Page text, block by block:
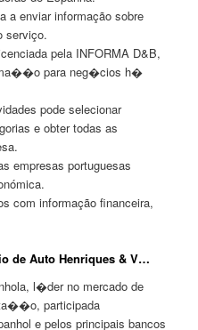
a enviar informação sobre
serviço.
pela INFORMA D&B,
para neg�cios h�
pode selecionar
e obter todas as
empresas portuguesas
com informação financeira,
de Auto Henriques & V…
l�der no mercado de
participada
e pelos principais bancos